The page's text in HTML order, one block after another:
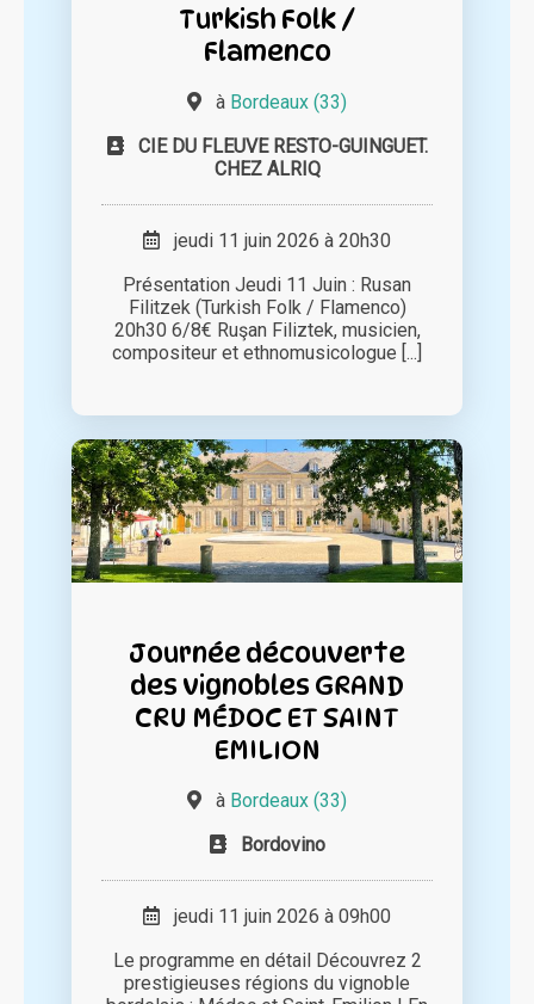
Turkish Folk /
Flamenco
à Bordeaux (33)
CIE DU FLEUVE RESTO-GUINGUET.
CHEZ ALRIQ
jeudi 11 juin 2026 à 20h30
Présentation Jeudi 11 Juin : Rusan
Filitzek (Turkish Folk / Flamenco)
20h30 6/8€ Ruşan Filiztek, musicien,
compositeur et ethnomusicologue [...]
Journée découverte
des vignobles GRAND
CRU MÉDOC ET SAINT
EMILION
à Bordeaux (33)
Bordovino
jeudi 11 juin 2026 à 09h00
Le programme en détail Découvrez 2
prestigieuses régions du vignoble